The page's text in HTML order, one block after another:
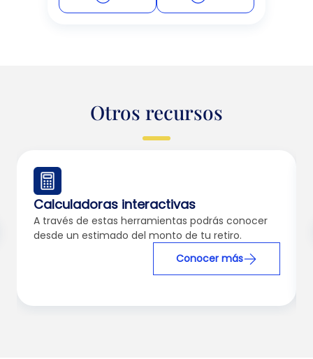
Otros recursos
Calculadoras interactivas
A través de estas herramientas podrás conocer
desde un estimado del monto de tu retiro.
Conocer más